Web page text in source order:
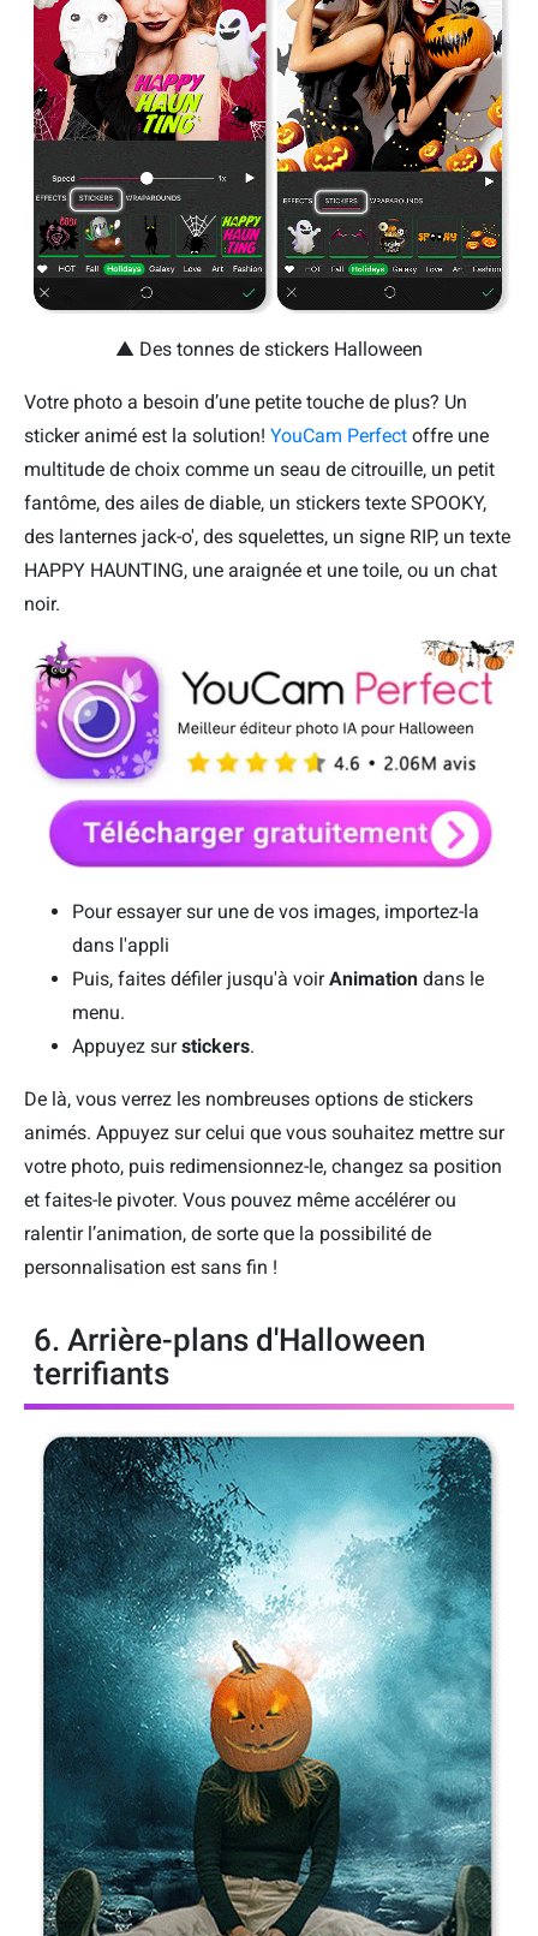
▲ Des tonnes de stickers Halloween
Votre photo a besoin d’une petite touche de plus? Un
sticker animé est la solution! YouCam Perfect offre une
multitude de choix comme un seau de citrouille, un petit
fantôme, des ailes de diable, un stickers texte SPOOKY,
des lanternes jack-o', des squelettes, un signe RIP, un texte
HAPPY HAUNTING, une araignée et une toile, ou un chat
noir.
Pour essayer sur une de vos images, importez-la
dans l'appli
Puis, faites défiler jusqu'à voirAnimation dans le
menu.
Appuyez surstickers.
De là, vous verrez les nombreuses options de stickers
animés. Appuyez sur celui que vous souhaitez mettre sur
votre photo, puis redimensionnez-le, changez sa position
et faites-le pivoter. Vous pouvez même accélérer ou
ralentir l’animation, de sorte que la possibilité de
personnalisation est sans fin !
6. Arrière-plans d'Halloween
terrifiants